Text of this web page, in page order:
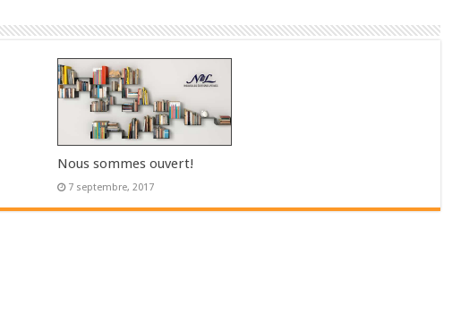
Nous sommes ouvert!
7 septembre, 2017